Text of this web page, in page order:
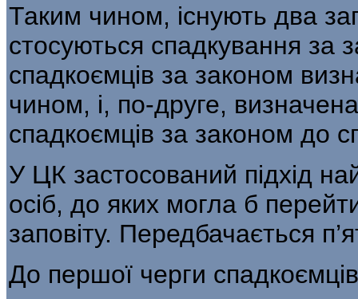
Таким чином, існують два
стосуються спадкування за
спадкоємців за законом
чином, і, по-друге,
спадкоємців за законом до
У ЦК застосований підхід
осіб, до яких могла б
заповіту. Передба­чається
До першої черги